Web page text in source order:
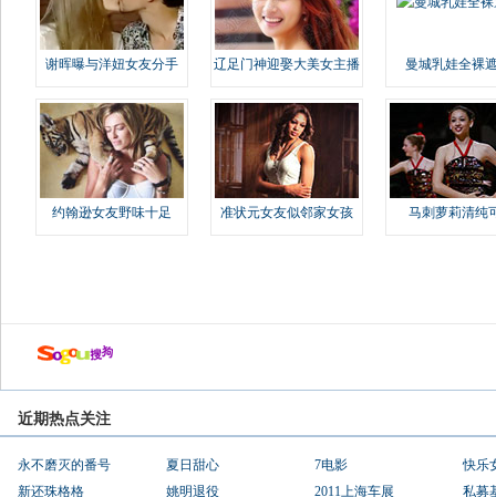
谢晖曝与洋妞女友分手 辽足门神迎娶大美女主播 曼城乳娃全裸
约翰逊女友野味十足 准状元女友似邻家女孩 马刺萝莉清纯
近期热点关注
永不磨灭的番号 夏日甜心 7电影
快乐
新还珠格格
姚明退役 2011上海车展
私募